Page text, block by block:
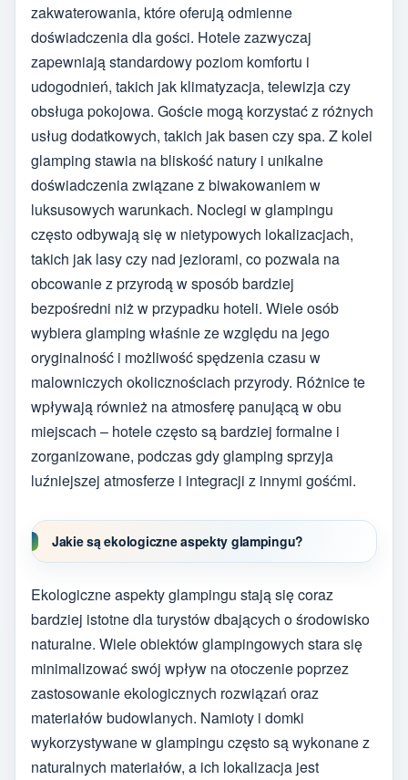
zakwaterowania, które oferują odmienne
doświadczenia dla gości. Hotele zazwyczaj
zapewniają standardowy poziom komfortu i
udogodnień, takich jak klimatyzacja, telewizja czy
obsługa pokojowa. Goście mogą korzystać z różnych
usług dodatkowych, takich jak basen czy spa. Z kolei
glamping stawia na bliskość natury i unikalne
doświadczenia związane z biwakowaniem w
luksusowych warunkach. Noclegi w glampingu
często odbywają się w nietypowych lokalizacjach,
takich jak lasy czy nad jeziorami, co pozwala na
obcowanie z przyrodą w sposób bardziej
bezpośredni niż w przypadku hoteli. Wiele osób
wybiera glamping właśnie ze względu na jego
oryginalność i możliwość spędzenia czasu w
malowniczych okolicznościach przyrody. Różnice te
wpływają również na atmosferę panującą w obu
miejscach – hotele często są bardziej formalne i
zorganizowane, podczas gdy glamping sprzyja
luźniejszej atmosferze i integracji z innymi gośćmi.
Jakie są ekologiczne aspekty glampingu?
Ekologiczne aspekty glampingu stają się coraz
bardziej istotne dla turystów dbających o środowisko
naturalne. Wiele obiektów glampingowych stara się
minimalizować swój wpływ na otoczenie poprzez
zastosowanie ekologicznych rozwiązań oraz
materiałów budowlanych. Namioty i domki
wykorzystywane w glampingu często są wykonane z
naturalnych materiałów, a ich lokalizacja jest